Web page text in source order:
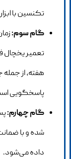
تکنسین با
گام سوم:
تعمیر یخچال
هفته، از
پاسخگویی
گام چهارم:
داده می‌شود.